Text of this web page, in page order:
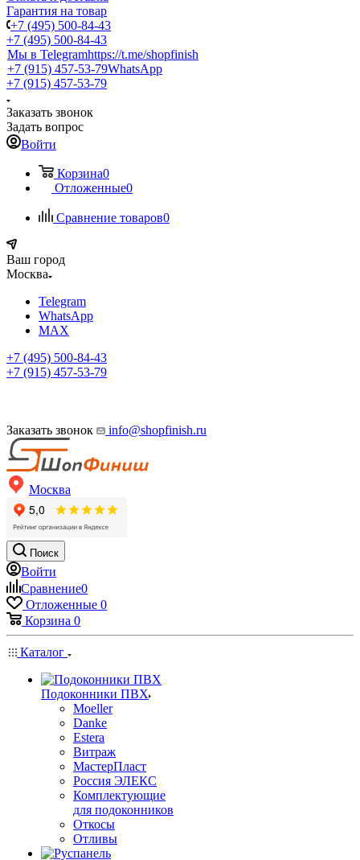
Гарантия на товар
+7 (495) 500-84-43
+7 (495) 500-84-43
Мы в Telegramhttps://t.me/shopfinish
+7 (915) 457-53-79WhatsApp
+7 (915) 457-53-79
Заказать звонок
Задать вопрос
Войти
Корзина0
Отложенные0
Сравнение товаров0
Ваш город
Москва
Telegram
WhatsApp
MAX
+7 (495) 500-84-43
+7 (915) 457-53-79
Заказать звонок info@shopfinish.ru
Москва
Поиск
Войти
Сравнение0
Отложенные 0
Корзина 0
Каталог
Подоконники ПВХ
Moeller
Danke
Estera
Витраж
МастерПласт
Россия ЭЛЕКС
Комплектующие
для подоконников
Откосы
Отливы